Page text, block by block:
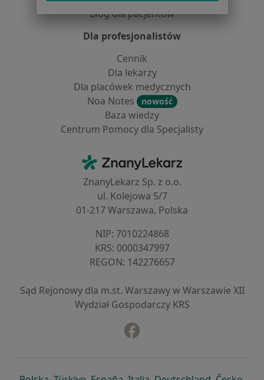
Blog dla pacjentów
Dla profesjonalistów
Cennik
Dla lekarzy
Dla placówek medycznych
Noa Notes
nowość
Baza wiedzy
Centrum Pomocy dla Specjalisty
ZnanyLekarz - Strona główna
ZnanyLekarz Sp. z o.o.
ul. Kolejowa 5/7
01-217 Warszawa, Polska
NIP: ⁠7010224868
KRS: ⁠0000347997
REGON: ⁠142276657
Sąd Rejonowy dla m.st. Warszawy w Warszawie XII
Wydział Gospodarczy KRS